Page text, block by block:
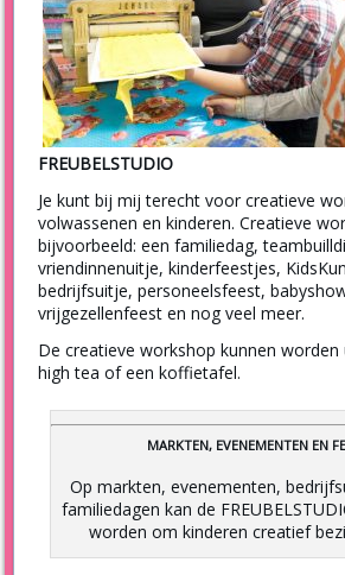
FREUBELSTUDIO
Je kunt bij mij terecht voor creatieve
volwassenen en kinderen. Creatieve
bijvoorbeeld: een familiedag,
vriendinnenuitje, kinderfeestjes,
bedrijfsuitje, personeelsfeest,
vrijgezellenfeest en nog veel meer.
De creatieve workshop kunnen
high tea of een koffietafel.
MARKTEN, EVENEMENTEN EN
Op markten, evenementen,
familiedagen kan de
worden om kinderen creatief